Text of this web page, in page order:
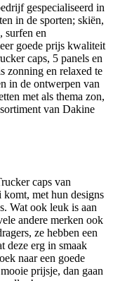
gespecialiseerd in
in de sporten; skiën,
surfen en
goede prijs kwaliteit
caps, 5 panels en
zonning en relaxed te
in de ontwerpen van
met als thema zon,
van Dakine
caps van
met hun designs
Wat ook leuk is aan
andere merken ook
ze hebben een
deze erg in smaak
naar een goede
prijsje, dan gaan